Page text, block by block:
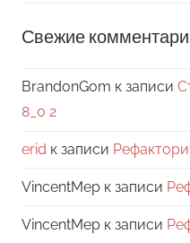
Свежие
BrandonGom к записи
8_0 2
erid к записи
VincentMep к записи
VincentMep к записи